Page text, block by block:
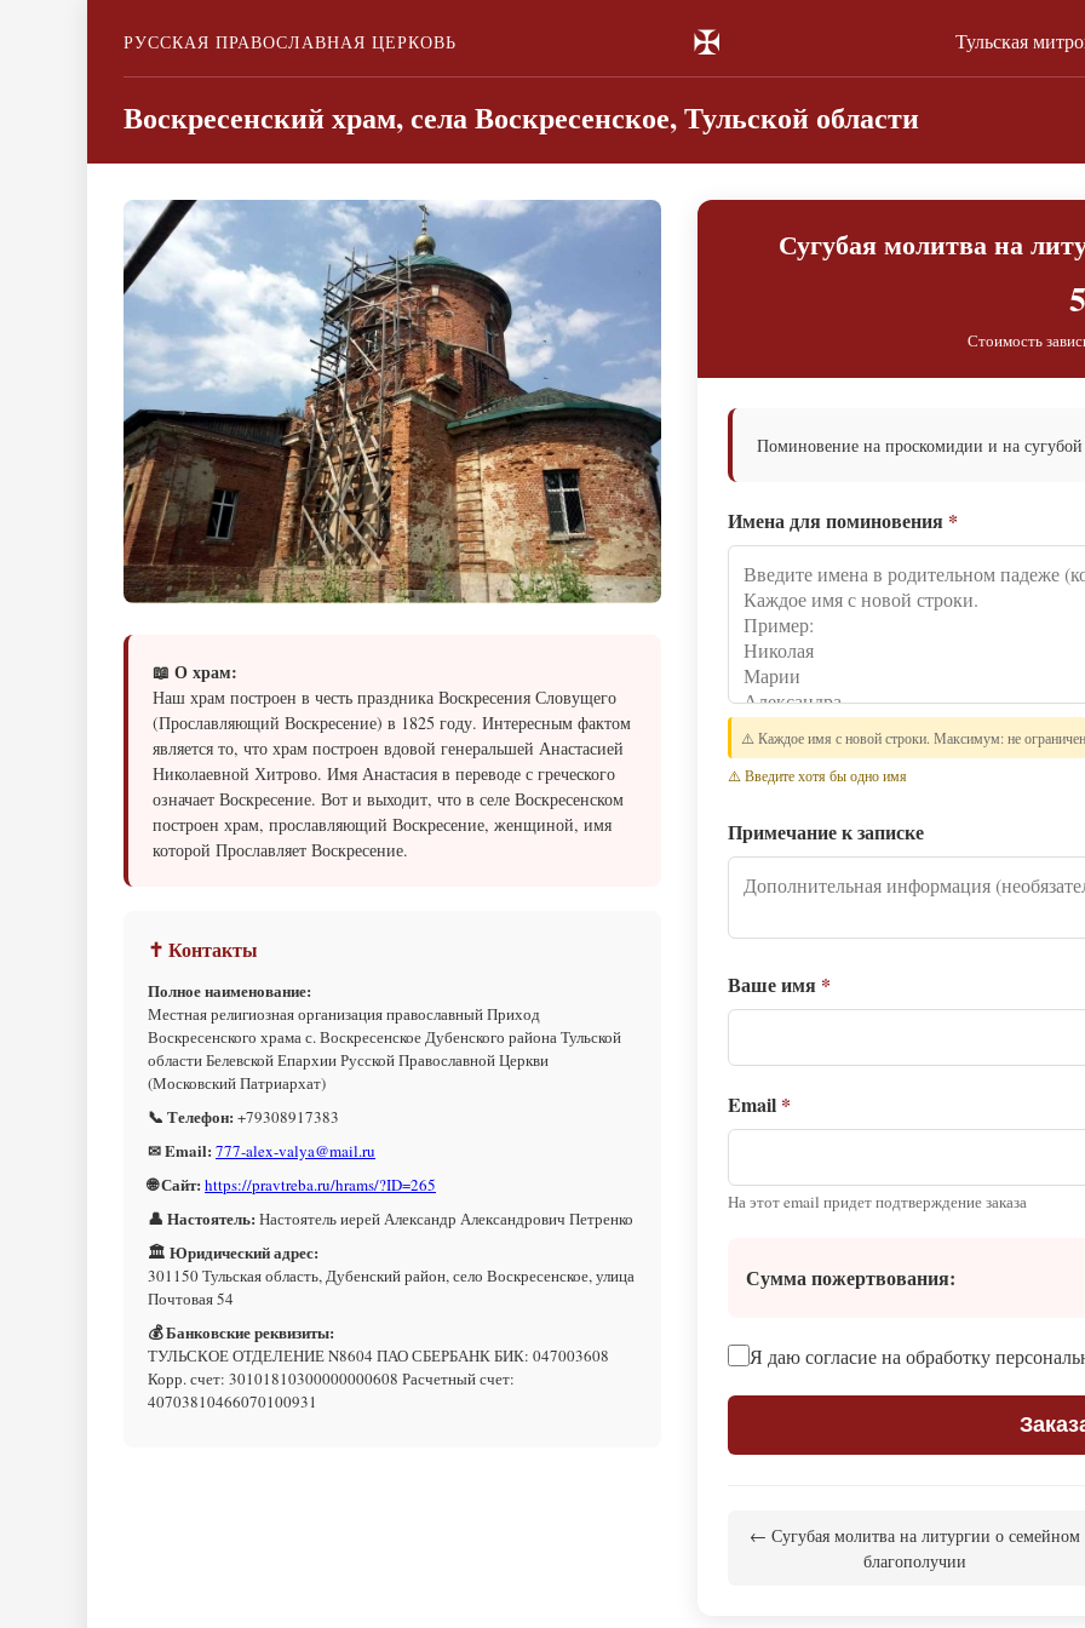
РУССКАЯ ПРАВОСЛАВНАЯ ЦЕРКОВЬ ✠ Тульская
Воскресенский храм, села Воскресенское, Тульской области
📖 О храм:
Наш храм построен в честь праздника Воскресения Словущего
(Прославляющий Воскресение) в 1825 году. Интересным фактом
является то, что храм построен вдовой генеральшей Анастасией
Николаевной Хитрово. Имя Анастасия в переводе с греческого
означает Воскресение. Вот и выходит, что в селе Воскресенском
построен храм, прославляющий Воскресение, женщиной, имя
которой Прославляет Воскресение.
✝ Контакты
Полное наименование:
Местная религиозная организация православный Приход
Воскресенского храма с. Воскресенское Дубенского района Тульской
области Белевской Епархии Русской Православной Церкви
(Московский Патриархат)
📞 Телефон: +79308917383
✉ Email: 777-alex-valya@mail.ru
🌐 Сайт: https://pravtreba.ru/hrams/?ID=265
👤 Настоятель: Настоятель иерей Александр Александрович Петренко
🏛 Юридический адрес:
301150 Тульская область, Дубенский район, село Воскресенское, улица
Почтовая 54
💰 Банковские реквизиты:
ТУЛЬСКОЕ ОТДЕЛЕНИЕ N8604 ПАО СБЕРБАНК БИК: 047003608
Корр. счет: 30101810300000000608 Расчетный счет:
40703810466070100931
Сугубая молитва на
Стоимость
Поминовение на проскомидии и на
Имена для поминовения *
⚠️ Каждое имя с новой строки. Максимум: не
⚠️ Введите хотя бы одно имя
Примечание к записке
Ваше имя *
Email *
На этот email придет подтверждение заказа
Сумма пожертвования:
Я даю согласие на обработку
← Сугубая молитва на литургии о семейном
благополучии